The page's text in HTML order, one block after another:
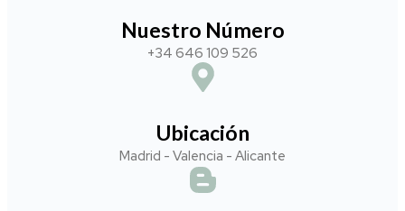
Nuestro Número
+34 646 109 526
Ubicación
Madrid - Valencia - Alicante